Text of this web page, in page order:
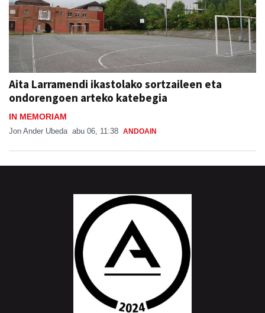
Aita Larramendi ikastolako sortzaileen eta
ondorengoen arteko katebegia
IN MEMORIAM
Jon Ander Ubeda ANDOAIN